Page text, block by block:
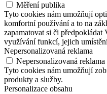
Měření publika
Tyto cookies nám umožňují
komfortní používání a to na
zapamatovat si či předpokládat
využívání funkcí, jejich
Nepersonalizovaná reklama
Nepersonalizovaná reklama
Tyto cookies nám umožňují
produkty a služby.
Personalizace obsahu